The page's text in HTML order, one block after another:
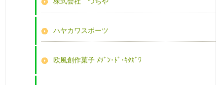
ハヤカワスポーツ
欧風創作菓子 ﾒｿﾞﾝ･ﾄﾞ･ｷﾀｶﾞﾜ